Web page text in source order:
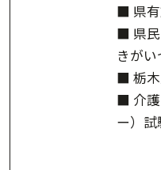
■ 県有
■ 県民
きが
■ 栃木
■ 介護
ー）